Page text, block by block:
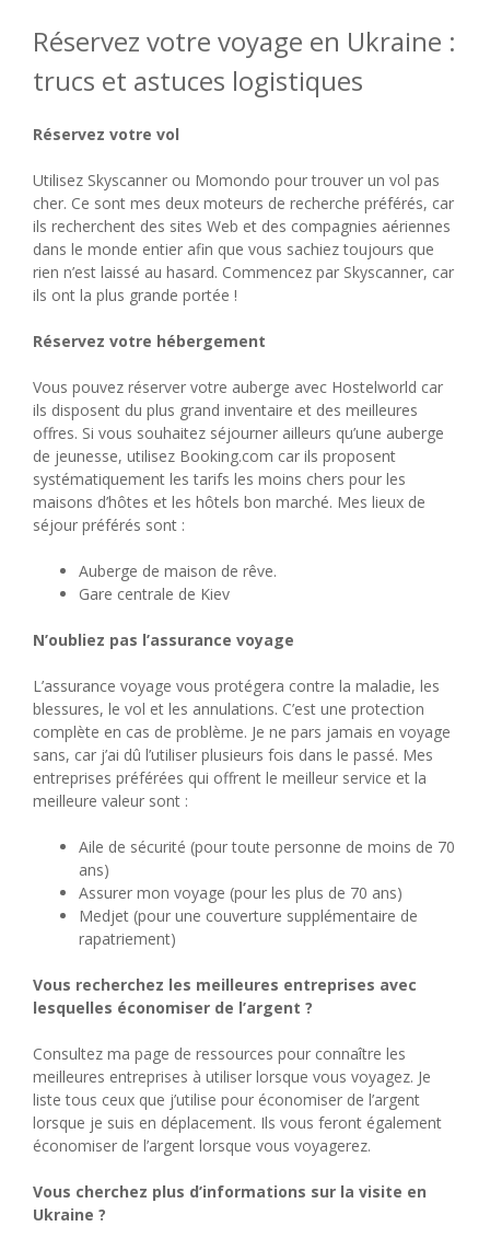
Réservez votre voyage en Ukraine :
trucs et astuces logistiques
Réservez votre vol
Utilisez Skyscanner ou Momondo pour trouver un vol pas
cher. Ce sont mes deux moteurs de recherche préférés, car
ils recherchent des sites Web et des compagnies aériennes
dans le monde entier afin que vous sachiez toujours que
rien n’est laissé au hasard. Commencez par Skyscanner, car
ils ont la plus grande portée !
Réservez votre hébergement
Vous pouvez réserver votre auberge avec Hostelworld car
ils disposent du plus grand inventaire et des meilleures
offres. Si vous souhaitez séjourner ailleurs qu’une auberge
de jeunesse, utilisez Booking.com car ils proposent
systématiquement les tarifs les moins chers pour les
maisons d’hôtes et les hôtels bon marché. Mes lieux de
séjour préférés sont :
Auberge de maison de rêve.
Gare centrale de Kiev
N’oubliez pas l’assurance voyage
L’assurance voyage vous protégera contre la maladie, les
blessures, le vol et les annulations. C’est une protection
complète en cas de problème. Je ne pars jamais en voyage
sans, car j’ai dû l’utiliser plusieurs fois dans le passé. Mes
entreprises préférées qui offrent le meilleur service et la
meilleure valeur sont :
Aile de sécurité (pour toute personne de moins de 70
ans)
Assurer mon voyage (pour les plus de 70 ans)
Medjet (pour une couverture supplémentaire de
rapatriement)
Vous recherchez les meilleures entreprises avec
lesquelles économiser de l’argent ?
Consultez ma page de ressources pour connaître les
meilleures entreprises à utiliser lorsque vous voyagez. Je
liste tous ceux que j’utilise pour économiser de l’argent
lorsque je suis en déplacement. Ils vous feront également
économiser de l’argent lorsque vous voyagerez.
Vous cherchez plus d’informations sur la visite en
Ukraine ?